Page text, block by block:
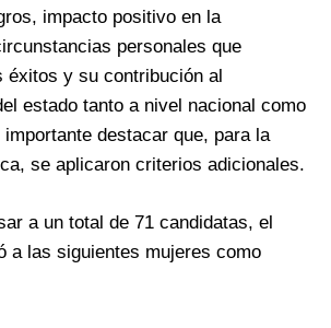
impacto positivo en la
personales que
éxitos y su contribución al
estado tanto a nivel nacional como
destacar que, para la
se aplicaron criterios adicionales.
a un total de 71 candidatas, el
a las siguientes mujeres como